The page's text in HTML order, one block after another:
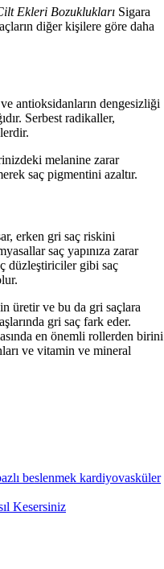
Ekleri Bozuklukları Sigara
diğer kişilere göre daha
antioksidanların dengesizliği
Serbest radikaller,
melanine zarar
saç pigmentini azaltır.
erken gri saç riskini
saç yapınıza zarar
düzleştiriciler gibi saç
üretir ve bu da gri saçlara
gri saç fark eder.
en önemli rollerden birini
ve vitamin ve mineral
beslenmek kardiyovasküler
Kesersiniz